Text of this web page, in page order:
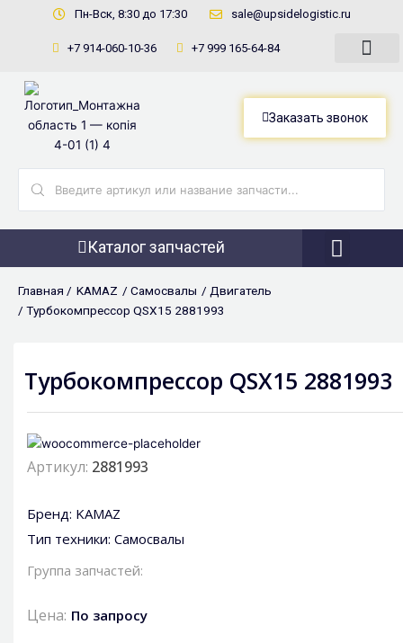
содержимому
Пн-Вск, 8:30 до 17:30 sale@upsidelogistic.ru
+7 914-060-10-36 +7 999 165-64-84
Заказать звонок
Каталог запчастей
Главная / KAMAZ / Самосвалы / Двигатель
/ Турбокомпрессор QSX15 2881993
Турбокомпрессор QSX15 2881993
Артикул: 2881993
Бренд: KAMAZ
Тип техники: Самосвалы
Группа запчастей:
Цена: По запросу